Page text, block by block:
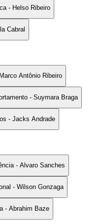
- Helso Ribeiro
Cabral
Antônio Ribeiro
- Suymara Braga
- Jacks Andrade
- Alvaro Sanches
- Wilson Gonzaga
- Abrahim Baze